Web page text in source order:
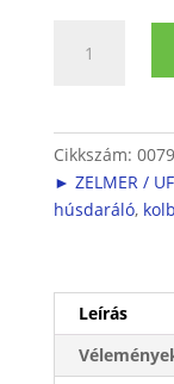
húsdaráló
Cikkszám:
► ZELMER /
húsdaráló,
Leírás